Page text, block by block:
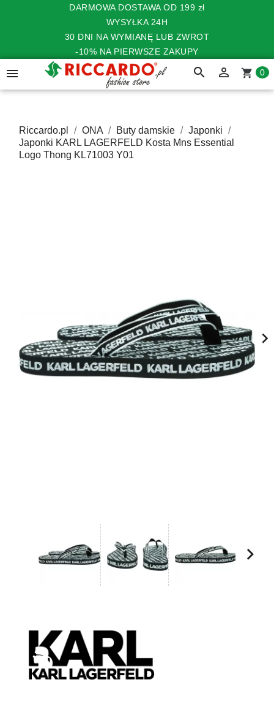
DARMOWA DOSTAWA OD 199 zł
WYSYŁKA 24H
30 DNI NA WYMIANĘ LUB ZWROT
-10% NA PIERWSZE ZAKUPY
 search  shopping_cart 0
Riccardo.pl ONA Buty damskie
Japonki
Japonki KARL LAGERFELD Kosta Mns Essential
Logo Thong KL71003 Y01
